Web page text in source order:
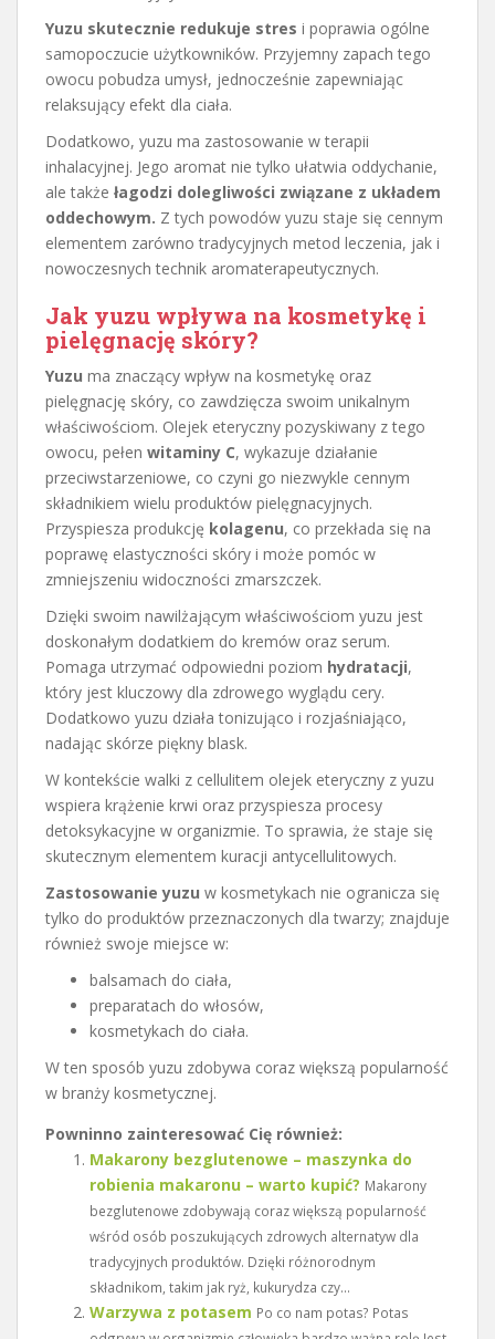
Yuzu skutecznie redukuje stres i poprawia ogólne
samopoczucie użytkowników. Przyjemny zapach tego
owocu pobudza umysł, jednocześnie zapewniając
relaksujący efekt dla ciała.
Dodatkowo, yuzu ma zastosowanie w terapii
inhalacyjnej. Jego aromat nie tylko ułatwia oddychanie,
ale także łagodzi dolegliwości związane z układem
oddechowym. Z tych powodów yuzu staje się cennym
elementem zarówno tradycyjnych metod leczenia, jak i
nowoczesnych technik aromaterapeutycznych.
Jak yuzu wpływa na kosmetykę i
pielęgnację skóry?
Yuzu ma znaczący wpływ na kosmetykę oraz
pielęgnację skóry, co zawdzięcza swoim unikalnym
właściwościom. Olejek eteryczny pozyskiwany z tego
owocu, pełen witaminy C, wykazuje działanie
przeciwstarzeniowe, co czyni go niezwykle cennym
składnikiem wielu produktów pielęgnacyjnych.
Przyspiesza produkcję kolagenu, co przekłada się na
poprawę elastyczności skóry i może pomóc w
zmniejszeniu widoczności zmarszczek.
Dzięki swoim nawilżającym właściwościom yuzu jest
doskonałym dodatkiem do kremów oraz serum.
Pomaga utrzymać odpowiedni poziom hydratacji,
który jest kluczowy dla zdrowego wyglądu cery.
Dodatkowo yuzu działa tonizująco i rozjaśniająco,
nadając skórze piękny blask.
W kontekście walki z cellulitem olejek eteryczny z yuzu
wspiera krążenie krwi oraz przyspiesza procesy
detoksykacyjne w organizmie. To sprawia, że staje się
skutecznym elementem kuracji antycellulitowych.
Zastosowanie yuzu w kosmetykach nie ogranicza się
tylko do produktów przeznaczonych dla twarzy; znajduje
również swoje miejsce w:
balsamach do ciała,
preparatach do włosów,
kosmetykach do ciała.
W ten sposób yuzu zdobywa coraz większą popularność
w branży kosmetycznej.
Powninno zainteresować Cię również:
Makarony bezglutenowe – maszynka do
robienia makaronu – warto kupić? Makarony
bezglutenowe zdobywają coraz większą popularność
wśród osób poszukujących zdrowych alternatyw dla
tradycyjnych produktów. Dzięki różnorodnym
składnikom, takim jak ryż, kukurydza czy...
Warzywa z potasem Po co nam potas? Potas